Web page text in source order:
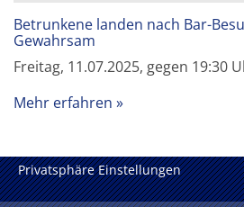
Betrunkene landen nach Bar-
Gewahrsam
Freitag, 11.07.2025, gegen 19:30
Mehr erfahren
Privatsphäre Einstellungen